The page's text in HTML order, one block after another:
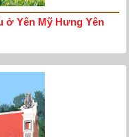
ở Yên Mỹ Hưng Yên